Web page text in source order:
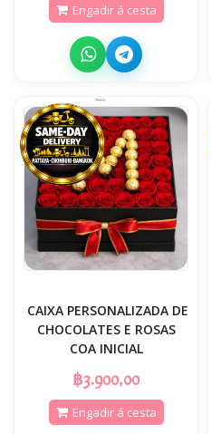
Engadir á cesta
️ CAIXA PERSONALIZADA DE
CHOCOLATES E ROSAS
COA INICIAL
฿3.900,00
Engadir á cesta